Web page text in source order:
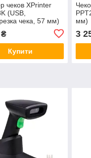
чеков XPrinter
(USB,
чека, 57 мм)
Купити
мм)
3